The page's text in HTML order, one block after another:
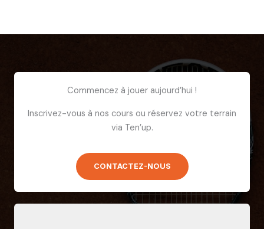
Commencez à jouer aujourd’hui !
Inscrivez-vous à nos cours ou réservez votre terrain
via Ten’up.
CONTACTEZ-NOUS